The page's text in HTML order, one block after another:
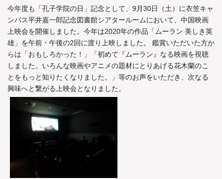
今年度も「孔子学院の日」記念として、9月30日（土）に衣笠キャ
ンパス平井嘉一郎記念図書館シアタールームにおいて、中国映画
上映会を開催しました。今年は2020年の作品「ムーラン 美しき英
雄」を午前・午後の2回に渡り上映しました。 鑑賞いただいた方か
らは「おもしろかった！」「初めて『ムーラン』なる映画を視聴
しました。いろんな映画やアニメの題材にとりあげる花木蘭のこ
とをもっと知りたくなりました。」等のお声をいただき、次なる
興味へと繋がる上映会となりました。